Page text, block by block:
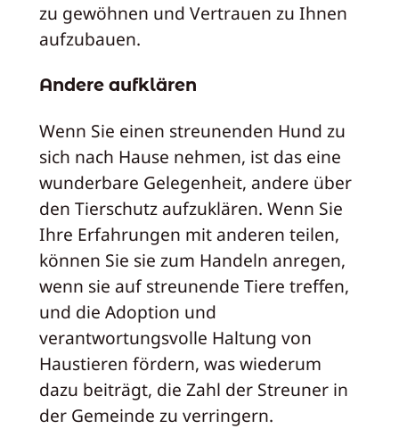
zu gewöhnen und Vertrauen zu Ihnen
aufzubauen.
Andere aufklären
Wenn Sie einen streunenden Hund zu
sich nach Hause nehmen, ist das eine
wunderbare Gelegenheit, andere über
den Tierschutz aufzuklären. Wenn Sie
Ihre Erfahrungen mit anderen teilen,
können Sie sie zum Handeln anregen,
wenn sie auf streunende Tiere treffen,
und die Adoption und
verantwortungsvolle Haltung von
Haustieren fördern, was wiederum
dazu beiträgt, die Zahl der Streuner in
der Gemeinde zu verringern.